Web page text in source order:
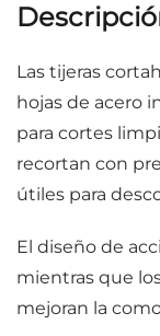
Las tijeras
hojas de acero
para cortes
recortan con
útiles para
El diseño de
mientras que
mejoran la